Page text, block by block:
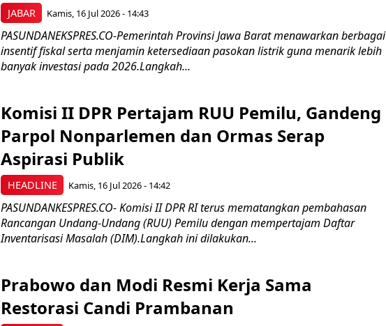
JABAR Kamis, 16 Jul 2026 - 14:43
PASUNDANEKSPRES.CO-Pemerintah Provinsi Jawa Barat menawarkan berbagai
insentif fiskal serta menjamin ketersediaan pasokan listrik guna menarik lebih
banyak investasi pada 2026.Langkah...
HEADLINE
Komisi II DPR Pertajam RUU Pemilu, Gandeng
Parpol Nonparlemen dan Ormas Serap
Aspirasi Publik
Kamis, 16 Jul 2026 - 14:42
PASUNDANKESPRES.CO- Komisi II DPR RI terus mematangkan pembahasan
Rancangan Undang-Undang (RUU) Pemilu dengan mempertajam Daftar
Inventarisasi Masalah (DIM).Langkah ini dilakukan...
Prabowo dan Modi Resmi Kerja Sama
Restorasi Candi Prambanan